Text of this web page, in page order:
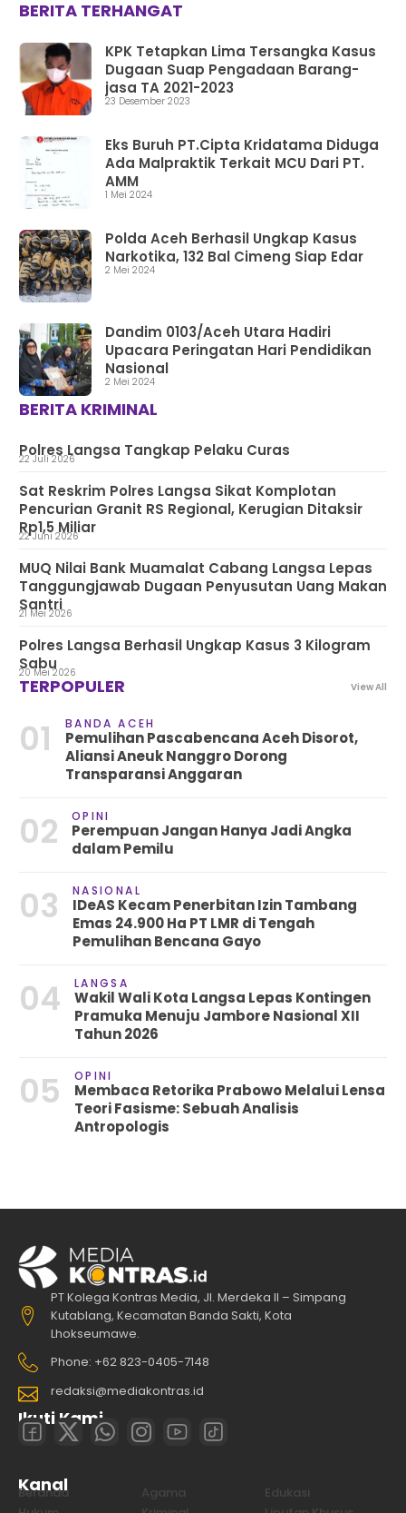
BERITA TERHANGAT
KPK Tetapkan Lima Tersangka Kasus
Dugaan Suap Pengadaan Barang-
jasa TA 2021-2023
23 Desember 2023
Eks Buruh PT.Cipta Kridatama Diduga
Ada Malpraktik Terkait MCU Dari PT.
AMM
1 Mei 2024
Polda Aceh Berhasil Ungkap Kasus
Narkotika, 132 Bal Cimeng Siap Edar
2 Mei 2024
Dandim 0103/Aceh Utara Hadiri
Upacara Peringatan Hari Pendidikan
Nasional
2 Mei 2024
BERITA KRIMINAL
Polres Langsa Tangkap Pelaku Curas
22 Juli 2026
Sat Reskrim Polres Langsa Sikat Komplotan
Pencurian Granit RS Regional, Kerugian Ditaksir
Rp1,5 Miliar
22 Juni 2026
MUQ Nilai Bank Muamalat Cabang Langsa Lepas
Tanggungjawab Dugaan Penyusutan Uang Makan
Santri
21 Mei 2026
Polres Langsa Berhasil Ungkap Kasus 3 Kilogram
Sabu20 Mei 2026
TERPOPULER View All
01 BANDA ACEH
Pemulihan Pascabencana Aceh Disorot,
Aliansi Aneuk Nanggro Dorong
Transparansi Anggaran
02 OPINI
Perempuan Jangan Hanya Jadi Angka
dalam Pemilu
03 NASIONAL
IDeAS Kecam Penerbitan Izin Tambang
Emas 24.900 Ha PT LMR di Tengah
Pemulihan Bencana Gayo
04 LANGSA
Wakil Wali Kota Langsa Lepas Kontingen
Pramuka Menuju Jambore Nasional XII
Tahun 2026
05 OPINI
Membaca Retorika Prabowo Melalui Lensa
Teori Fasisme: Sebuah Analisis
Antropologis
PT Kolega Kontras Media, Jl. Merdeka II – Simpang
Kutablang, Kecamatan Banda Sakti, Kota
Lhokseumawe.
Phone: +62 823-0405-7148
redaksi@mediakontras.id
Ikuti Kami
Kanal
Beranda Agama
Edukasi